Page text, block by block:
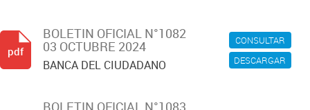
CONSULTAR
DESCARGAR
BOLETIN OFICIAL N°1082
03 OCTUBRE 2024
BANCA DEL CIUDADANO
pdf
BOLETIN OFICIAL N°1083